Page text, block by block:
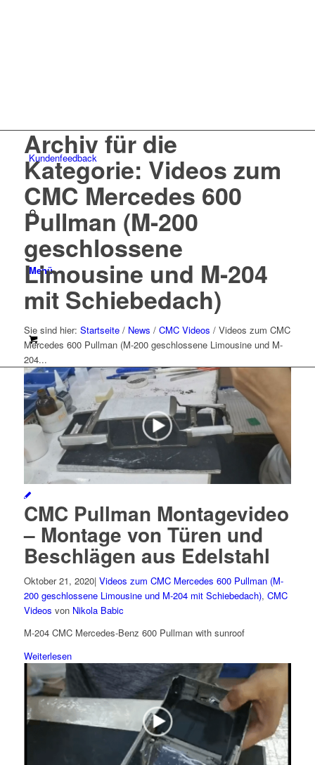
Kundenfeedback
Menü
0
Archiv für die
Kategorie: Videos zum
CMC Mercedes 600
Pullman (M-200
geschlossene
Limousine und M-204
mit Schiebedach)
Sie sind hier: Startseite / News / CMC Videos / Videos zum CMC
Mercedes 600 Pullman (M-200 geschlossene Limousine und M-
204...
CMC Pullman Montagevideo
– Montage von Türen und
Beschlägen aus Edelstahl
Oktober 21, 2020| Videos zum CMC Mercedes 600 Pullman (M-
200 geschlossene Limousine und M-204 mit Schiebedach), CMC
Videos von Nikola Babic
M-204 CMC Mercedes-Benz 600 Pullman with sunroof
Weiterlesen